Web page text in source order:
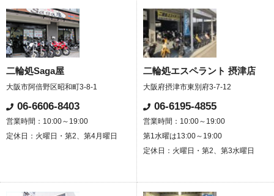
二輪処Saga屋
大阪市阿倍野区昭和町3-8-1
06-6606-8403
営業時間：10:00～19:00
定休日：火曜日・第2、第4月曜日
二輪処エスペラント 摂津店
大阪府摂津市東別府3-7-12
06-6195-4855
営業時間：10:00～19:00
第1水曜は13:00～19:00
定休日：火曜日・第2、第3水曜日